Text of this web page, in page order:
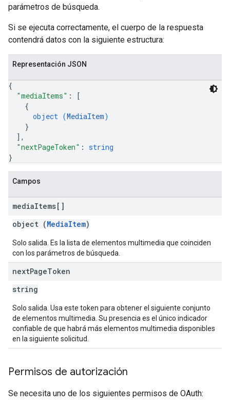
parámetros de búsqueda.
Si se ejecuta correctamente, el cuerpo de la respuesta
contendrá datos con la siguiente estructura:
Representación JSON
{
"mediaItems" :
[
{
object (MediaItem)
}
] ,
"nextPageToken" : string
}
Campos
mediaItems[]
object (MediaItem)
Solo salida. Es la lista de elementos multimedia que coinciden
con los parámetros de búsqueda.
nextPageToken
string
Solo salida. Usa este token para obtener el siguiente conjunto
de elementos multimedia. Su presencia es el único indicador
confiable de que habrá más elementos multimedia disponibles
en la siguiente solicitud.
Permisos de autorización
Se necesita uno de los siguientes permisos de OAuth: